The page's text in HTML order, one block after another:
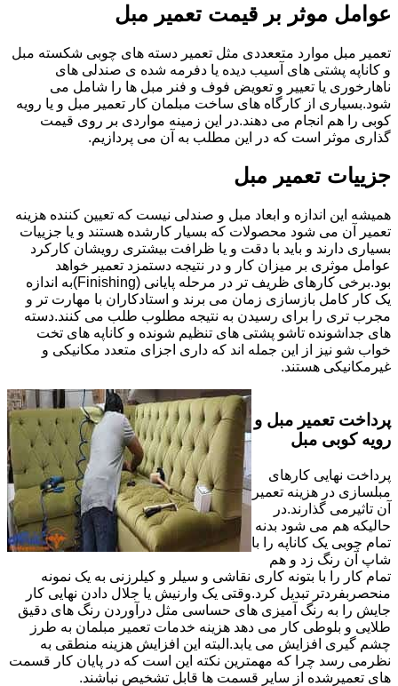
عوامل موثر بر قیمت تعمیر مبل
تعمیر مبل موارد متععددی مثل تعمیر دسته های چوبی شکسته مبل
و کاناپه پشتی های آسیب دیده یا دفرمه شده ی صندلی های
ناهارخوری یا تعییر و تعویض فوف و فنر مبل ها را شامل می
شود.بسیاری از کارگاه های ساخت مبلمان کار تعمیر مبل و یا رویه
کوبی را هم انجام می دهند.در این زمینه مواردی بر روی قیمت
گذاری موثر است که در این مطلب به آن می پردازیم.
جزییات تعمیر مبل
همیشه این اندازه و ابعاد مبل و صندلی نیست که تعیین کننده هزینه
تعمیر آن می شود محصولات که بسیار کارشده هستند و یا جزییات
بسیاری دارند و باید با دقت و یا ظرافت بیشتری رویشان کارکرد
عوامل موثری بر میزان کار و در نتیجه دستمزد تعمیر خواهد
بود.برخی کارهای ظریف تر در مرحله پایانی (Finishing)به اندازه
یک کار کامل بازسازی زمان می برند و استادکاران با مهارت تر و
مجرب تری را برای رسیدن به نتیجه مطلوب طلب می کنند.دسته
های جداشونده تاشو پشتی های تنظیم شونده و کاناپه های تخت
خواب شو نیز از این جمله اند که داری اجزای متعدد مکانیکی و
غیرمکانیکی هستند.
پرداخت تعمیر مبل و
رویه کوبی مبل
پرداخت نهایی کارهای
مبلسازی در هزینه تعمیر
آن تاثیرمی گذارند.در
حالیکه هم می شود بدنه
تمام چوبی یک کاناپه را با
شاپ آن رنگ زد و هم
تمام کار را با بتونه کاری نقاشی و سیلر و کیلرزنی به یک نمونه
منحصربفردتر تبدیل کرد.وقتی یک وارنیش یا جلال دادن نهایی کار
جایش را به رنگ آمیزی های حساسی مثل درآوردن رنگ های دقیق
طلایی و بلوطی کار می دهد هزینه خدمات تعمیر مبلمان به طرز
چشم گیری افزایش می یابد.البته این افزایش هزینه منطقی به
نظرمی رسد چرا که مهمترین نکته این است که در پایان کار قسمت
های تعمیرشده از سایر قسمت ها قابل تشخیص نباشند.